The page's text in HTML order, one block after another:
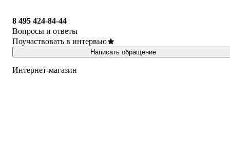
8 495 424-84-44
Вопросы и ответы
Поучаствовать в интервью
Написать обращение
Интернет-магазин